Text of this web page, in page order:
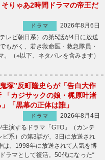
りゃあ2時間ドラマの帝王だ
ドラマ
2026年8月6日
レビ朝日系）の第5話が4日に放送
がく、若き救命医・救急隊員・
（※以下、ネタバレを含みます）
鬼塚”反町隆史らが「告白大作
「カジサックの娘・梶原叶渚
「黒幕の正体は誰」
ドラマ
2026年8月4日
演するドラマ「GTO」（カンテ
ビ系）の第3話が、3日に放送され
、1998年に放送されて人気を博
ラマとして復活。50代になった“